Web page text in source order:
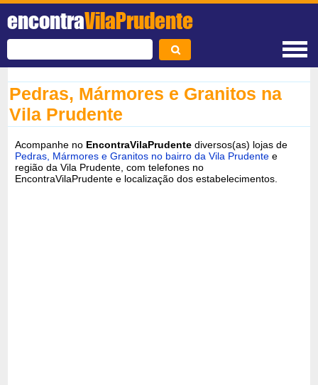
encontraVilaPrudente
Pedras, Mármores e Granitos na
Vila Prudente
Acompanhe no EncontraVilaPrudente diversos(as) lojas de
Pedras, Mármores e Granitos no bairro da Vila Prudente e
região da Vila Prudente, com telefones no
EncontraVilaPrudente e localização dos estabelecimentos.